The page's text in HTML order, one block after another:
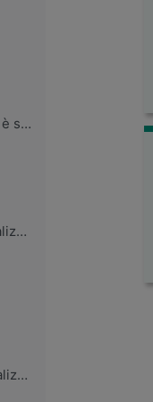
Pubblicato nel 2014, il DVD è stato realizzata dal...
Il DVD So.Di.Linux 6 x2, realizzato nel 2009 è una...
Il DVD So.Di.Linux 6 x3, realizzato nel 2009 è una...